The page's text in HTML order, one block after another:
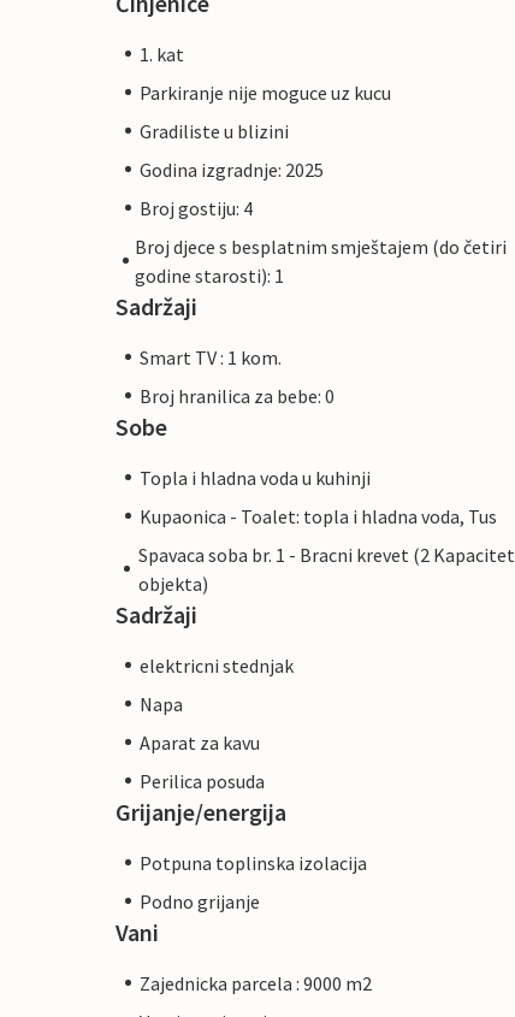
1. kat
Parkiranje nije moguce uz kucu
Gradiliste u blizini
Godina izgradnje: 2025
Broj gostiju: 4
Broj djece s besplatnim smještajem (do četiri
godine starosti): 1
Sadržaji
Smart TV : 1 kom.
Broj hranilica za bebe: 0
Sobe
Topla i hladna voda u kuhinji
Kupaonica - Toalet: topla i hladna voda, Tus
Spavaca soba br. 1 - Bracni krevet (2 Kapacitet
objekta)
Sadržaji
elektricni stednjak
Napa
Aparat za kavu
Perilica posuda
Grijanje/energija
Potpuna toplinska izolacija
Podno grijanje
Vani
Zajednicka parcela : 9000 m2